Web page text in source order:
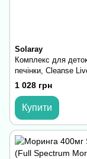
Solaray
Комплекс для
печінки, Cleanse
vcaps
1 028 грн
Купити